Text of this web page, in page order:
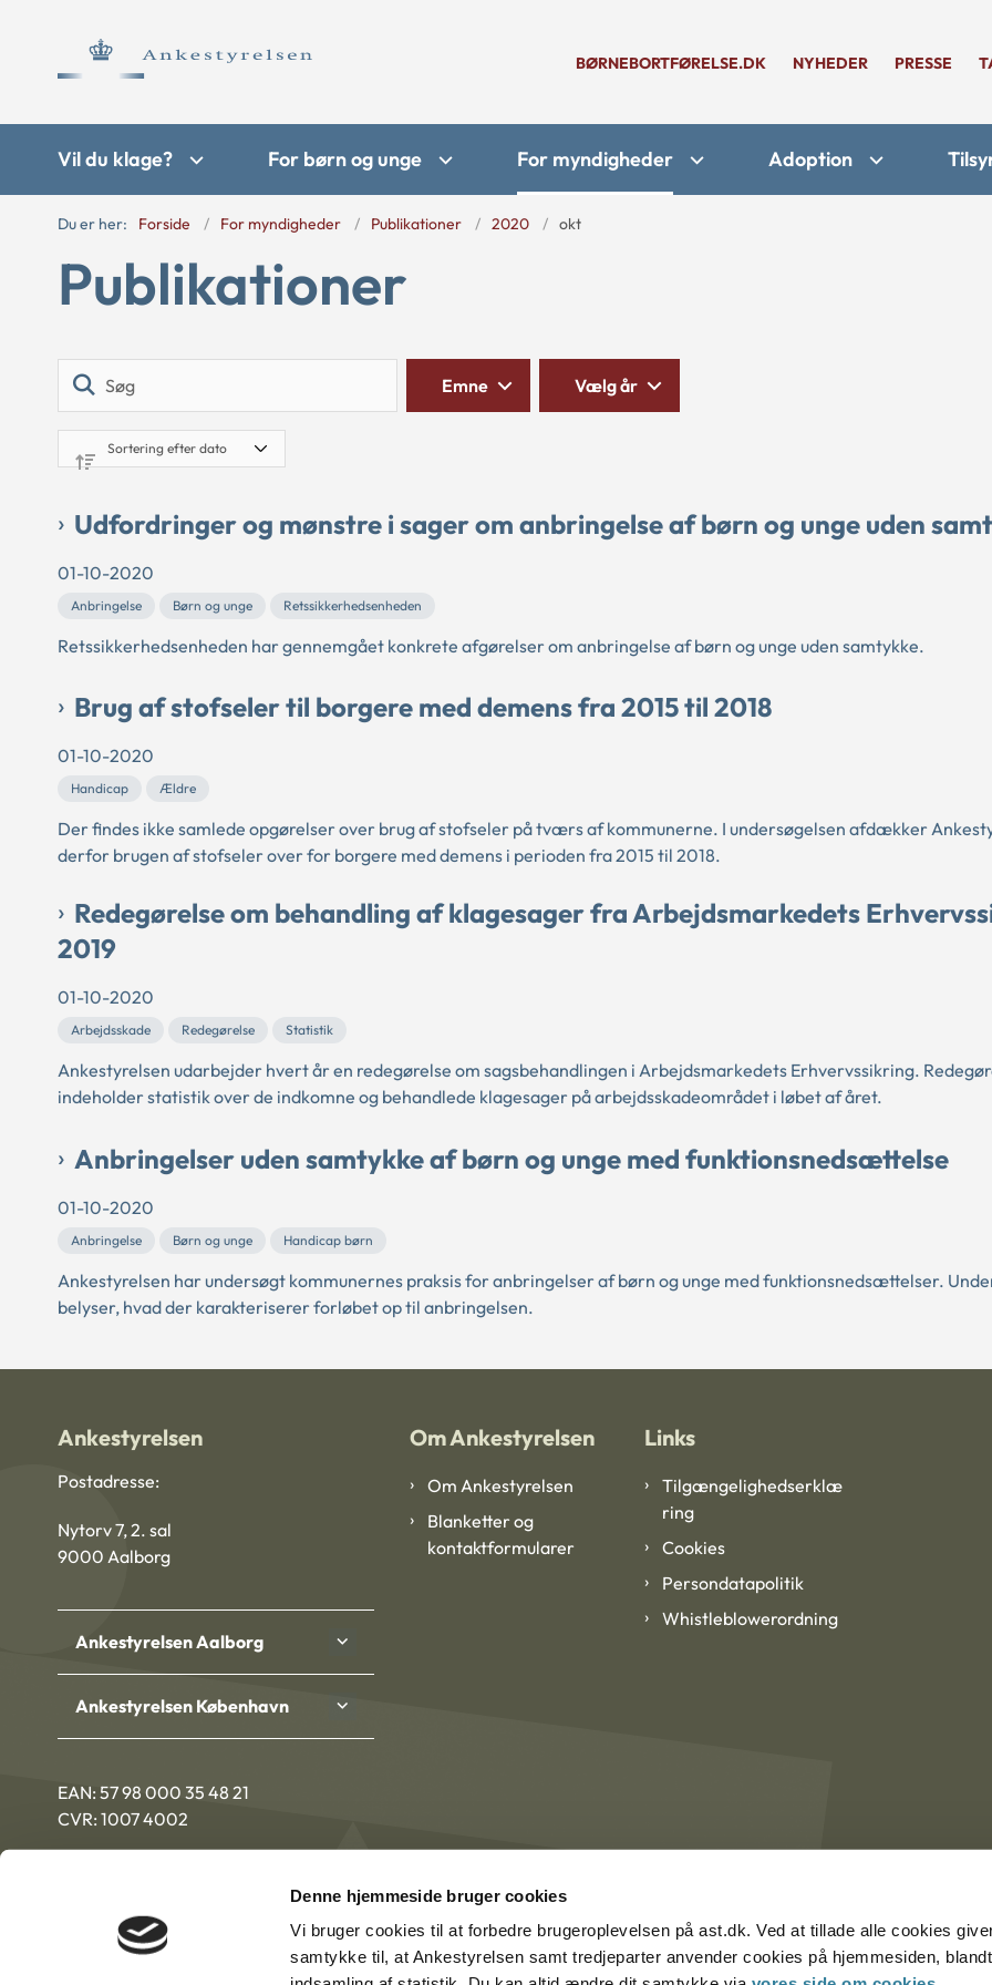
Denne hjemmeside bruger cookies
Vi bruger cookies til at forbedre brugeroplevelsen på ast.dk. Ved at tillade alle cookies
samtykke til, at Ankestyrelsen samt tredjeparter anvender cookies på hjemmesiden,
BØRNEBORTFØRELSE.DK NYHEDER PRESSE
Vil du klage? For børn og unge For myndigheder Adoption
Du er her: Forside For myndigheder Publikationer 2020 okt
Publikationer
Emne Vælg år
Udfordringer og mønstre i sager om anbringelse af børn og unge uden
01-10-2020
Anbringelse Børn og unge Retssikkerhedsenheden
Retssikkerhedsenheden har gennemgået konkrete afgørelser om anbringelse af børn og unge uden samtykke.
Brug af stofseler til borgere med demens fra 2015 til 2018
01-10-2020
Handicap Ældre
Der findes ikke samlede opgørelser over brug af stofseler på tværs af kommunerne. I undersøgelsen afdækker
derfor brugen af stofseler over for borgere med demens i perioden fra 2015 til 2018.
Redegørelse om behandling af klagesager fra Arbejdsmarkedets
2019
01-10-2020
Arbejdsskade Redegørelse Statistik
Ankestyrelsen udarbejder hvert år en redegørelse om sagsbehandlingen i Arbejdsmarkedets Erhvervssikring.
indeholder statistik over de indkomne og behandlede klagesager på arbejdsskadeområdet i løbet af året.
Anbringelser uden samtykke af børn og unge med funktionsnedsættelse
01-10-2020
Anbringelse Børn og unge Handicap børn
Ankestyrelsen har undersøgt kommunernes praksis for anbringelser af børn og unge med funktionsnedsættelser.
belyser, hvad der karakteriserer forløbet op til anbringelsen.
Ankestyrelsen
Postadresse:
Nytorv 7, 2. sal
9000 Aalborg
Ankestyrelsen Aalborg
Ankestyrelsen København
EAN: 57 98 000 35 48 21
CVR: 1007 4002
Om Ankestyrelsen
Om Ankestyrelsen
Blanketter og
kontaktformularer
Links
Tilgængelighedserklæ
ring
Cookies
Persondatapolitik
Whistleblowerordning